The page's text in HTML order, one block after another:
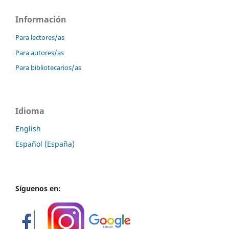
Información
Para lectores/as
Para autores/as
Para bibliotecarios/as
Idioma
English
Español (España)
Síguenos en: